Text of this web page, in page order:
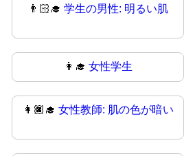
👨🏻‍🎓 学生の男性: 明るい肌
👩‍🎓 女性学生
👩🏿‍🎓 女性教師: 肌の色が暗い